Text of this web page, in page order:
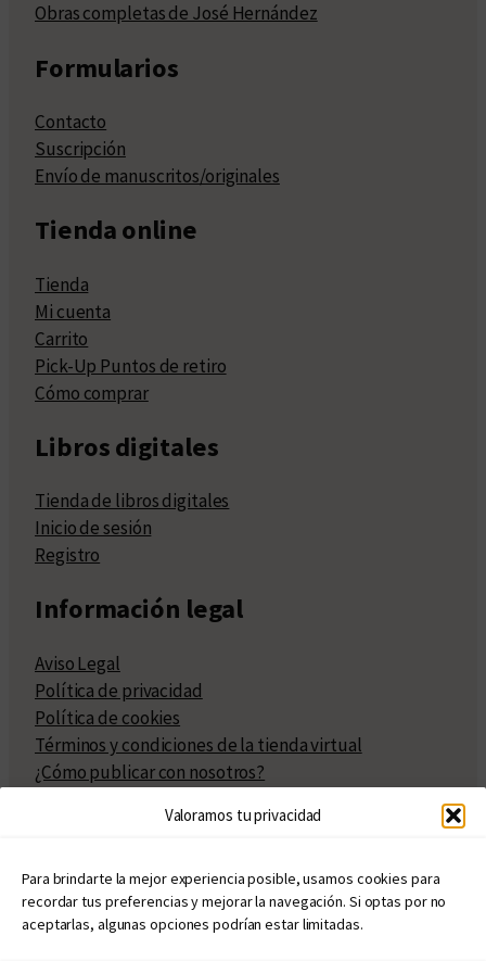
Valoramos tu privacidad
Para brindarte la mejor experiencia posible, usamos cookies para
recordar tus preferencias y mejorar la navegación. Si optas por no
aceptarlas, algunas opciones podrían estar limitadas.
Obras completas de José Hernández
Formularios
Contacto
Suscripción
Envío de manuscritos/originales
Tienda online
Tienda
Mi cuenta
Carrito
Pick-Up Puntos de retiro
Cómo comprar
Libros digitales
Tienda de libros digitales
Inicio de sesión
Registro
Información legal
Aviso Legal
Política de privacidad
Política de cookies
Términos y condiciones de la tienda virtual
¿Cómo publicar con nosotros?
Políticas de publicación
Políticas de coedición
Atribuciones